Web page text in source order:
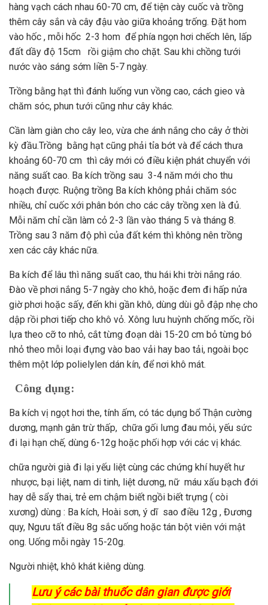
hàng vạch cách nhau 60-70 cm, để tiện cày cuốc và trồng
thêm cây sắn và cây đậu vào giữa khoảng trống. Đặt hom
vào hốc , mỗi hốc 2-3 hom để phía ngọn hơi chếch lên, lấp
đất dầy độ 15cm rồi giậm cho chặt. Sau khi chồng tưới
nước vào sáng sớm liền 5-7 ngày.
Trồng bằng hạt thì đánh luống vun vồng cao, cách gieo và
chăm sóc, phun tưới cũng như cây khác.
Cần làm giàn cho cây leo, vừa che ánh nắng cho cây ở thời
kỳ đầu.Trồng bằng hạt cũng phải tỉa bớt và để cách thưa
khoảng 60-70 cm thì cây mới có điều kiện phát chuyển với
năng suất cao. Ba kích trồng sau 3-4 năm mới cho thu
hoạch được. Ruộng trồng Ba kích không phải chăm sóc
nhiều, chỉ cuốc xới phân bón cho các cây trồng xen là đủ.
Mỗi năm chỉ cần làm cỏ 2-3 lần vào tháng 5 và tháng 8.
Trồng sau 3 năm độ phì của đất kém thì không nên trồng
xen các cây khác nữa.
Ba kích để lâu thì năng suất cao, thu hái khi trời nắng ráo.
Đào về phơi nắng 5-7 ngày cho khô, hoặc đem đi hấp nửa
giờ phơi hoặc sấy, đến khi gần khô, dùng dùi gỗ đập nhẹ cho
dập rồi phơi tiếp cho khô vỏ. Xông lưu huỳnh chống mốc, rồi
lựa theo cỡ to nhỏ, cắt từng đoạn dài 15-20 cm bỏ từng bó
nhỏ theo mỗi loại đựng vào bao vải hay bao tải, ngoài bọc
thêm một lớp polielylen dán kín, để nơi khô mát.
Công dụng:
Ba kích vị ngọt hơi the, tính ấm, có tác dụng bổ Thận cường
dương, mạnh gân trừ thấp, chữa gối lưng đau mỏi, yếu sức
đi lại hạn chế, dùng 6-12g hoặc phối hợp với các vị khác.
chữa người già đi lại yếu liệt cùng các chứng khí huyết hư
nhược, bại liệt, nam di tinh, liệt dương, nữ máu xấu bạch đới
hay dễ sẩy thai, trẻ em chậm biết ngồi biết trựng ( còi
xương) dùng : Ba kích, Hoài sơn, ý dĩ sao điều 12g , Đương
quy, Ngưu tất điều 8g sắc uống hoặc tán bột viên với mật
ong. Uống mỗi ngày 15-20g.
Người nhiệt, khô khát kiêng dùng.
Lưu ý các bài thuốc dân gian được giới